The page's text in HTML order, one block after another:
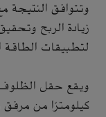
وتتوافق النتيجة
لتطبيقات الطاقة